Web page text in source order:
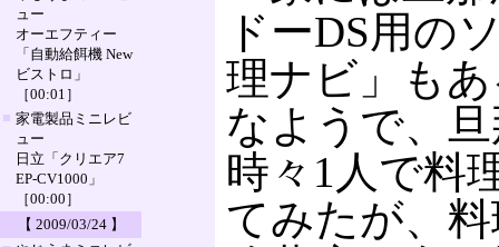
ュー
オーエフティー
「自動給餌機 New
ビストロ」
［00:01］
■ 家電製品ミニレビ
ュー
日立「クリエア7
EP-CV1000」
［00:00］
【 2009/03/24 】
ドーDS用の
理ナビ」も
なようで、
時々1人で料
てみたが、